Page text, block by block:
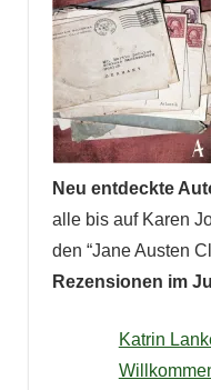
Neu entdeckte
alle bis auf Karen
den “Jane Austen
Rezensionen im
Katrin